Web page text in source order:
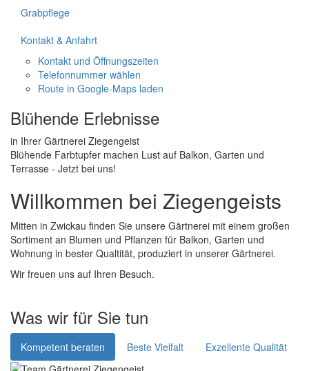
Grabpflege
Kontakt & Anfahrt
Kontakt und Öffnungszeiten
Telefonnummer wählen
Route in Google-Maps laden
Blühende Erlebnisse
in Ihrer Gärtnerei Ziegengeist
Blühende Farbtupfer machen Lust auf Balkon, Garten und
Terrasse - Jetzt bei uns!
Willkommen bei Ziegengeists
Mitten in Zwickau finden Sie unsere Gärtnerei mit einem großen
Sortiment an Blumen und Pflanzen für Balkon, Garten und
Wohnung in bester Qualtität, produziert in unserer Gärtnerei.
Wir freuen uns auf Ihren Besuch.
Was wir für Sie tun
Kompetent beraten Beste Vielfalt Exzellente Qualität